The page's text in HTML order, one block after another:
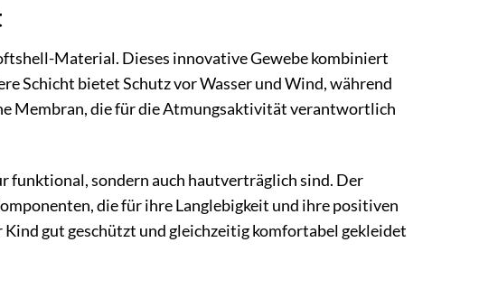
Material. Dieses innovative Gewebe kombiniert
Schicht bietet Schutz vor Wasser und Wind, während
Membran, die für die Atmungsaktivität verantwortlich
funktional, sondern auch hautverträglich sind. Der
die für ihre Langlebigkeit und ihre positiven
Kind gut geschützt und gleichzeitig komfortabel gekleidet